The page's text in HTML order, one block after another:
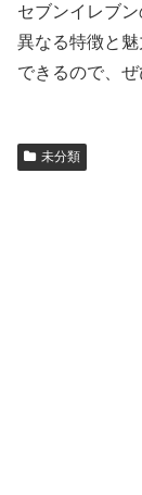
セブンイレブ
異なる特徴と
できるので、ぜ
未分類